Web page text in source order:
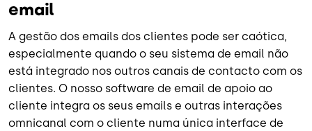
email
A gestão dos emails dos clientes pode ser caótica,
especialmente quando o seu sistema de email não
está integrado nos outros canais de contacto com os
clientes. O nosso software de email de apoio ao
cliente integra os seus emails e outras interações
omnicanal com o cliente numa única interface de